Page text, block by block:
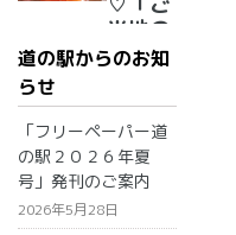
☆彡
当地の
お土
買える
道の駅
２０
選 道
の駅で
買うも
道の駅からのお知
らせ
「フリーペーパー道
の駅２０２６年夏
号」発刊のご案内
2026年5月28日